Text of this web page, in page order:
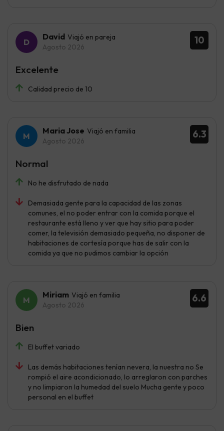
10
David Viajó en pareja
Agosto 2026
Calidad precio de 10
Excelente
6.3
Maria Jose Viajó en familia
Agosto 2026
No he disfrutado de nada
Demasiada gente para la capacidad de las zonas
comunes, el no poder entrar con la comida porque el
restaurante está lleno y ver que hay sitio para poder
comer, la televisión demasiado pequeña, no disponer de
habitaciones de cortesía porque has de salir con la
comida ya que no pudimos cambiar la opción
Normal
6.6
Miriam Viajó en familia
Agosto 2026
El buffet variado
Las demás habitaciones tenían nevera, la nuestra no Se
rompió el aire acondicionado, lo arreglaron con parches
y no limpiaron la humedad del suelo Mucha gente y poco
personal en el buffet
Bien